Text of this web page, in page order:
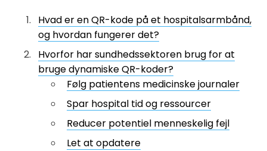
Hvad er en QR-kode på et hospitalsarmbånd,
og hvordan fungerer det?
Hvorfor har sundhedssektoren brug for at
bruge dynamiske QR-koder?
Følg patientens medicinske journaler
Spar hospital tid og ressourcer
Reducer potentiel menneskelig fejl
Let at opdatere